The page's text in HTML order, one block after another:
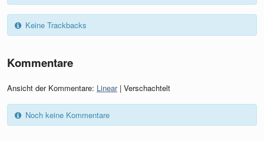
Keine Trackbacks
Kommentare
Ansicht der Kommentare: Linear| Verschachtelt
Noch keine Kommentare